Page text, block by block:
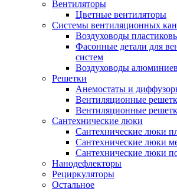
Вентиляторы
Цветные вентиляторы
Системы вентиляционных
Воздуховоды
Фасонные детали для
систем
Воздуховоды
Решетки
Анемостаты и
Вентиляционные
Вентиляционные
Сантехнические люки
Сантехнические люки
Сантехнические люки
Сантехнические люки
Нанодефлекторы
Рециркуляторы
Остальное